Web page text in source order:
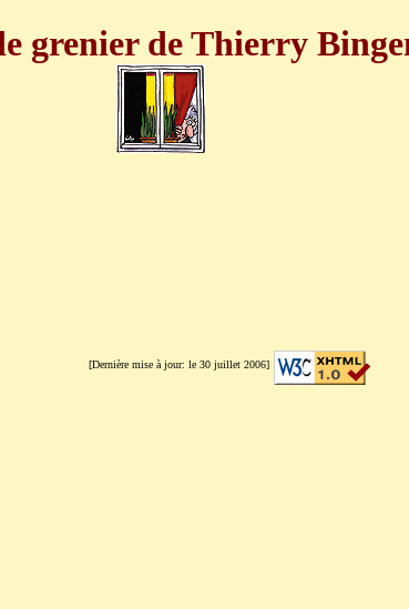
grenier de Thierry
[Dernière mise à jour: le 30 juillet 2006]